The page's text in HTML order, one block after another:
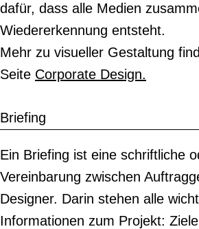
dafür, dass alle Medien
Wiedererkennung entsteht.
Mehr zu visueller Gestaltung
Seite Corporate Design.
Briefing
Ein Briefing ist eine schriftliche
Vereinbarung zwischen
Designer. Darin stehen alle
Informationen zum Projekt: